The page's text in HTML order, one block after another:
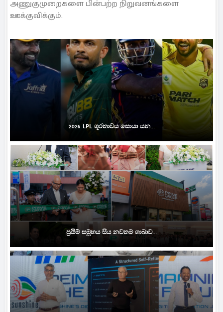
அணுகுமுறைகளை பின்பற்ற நிறுவனங்களை
ஊக்குவிக்கும்.
2026 LPL ශූරතාවය සොයා යන...
ප්‍රයිම් සමූහය සිය නවතම ශාඛාව...